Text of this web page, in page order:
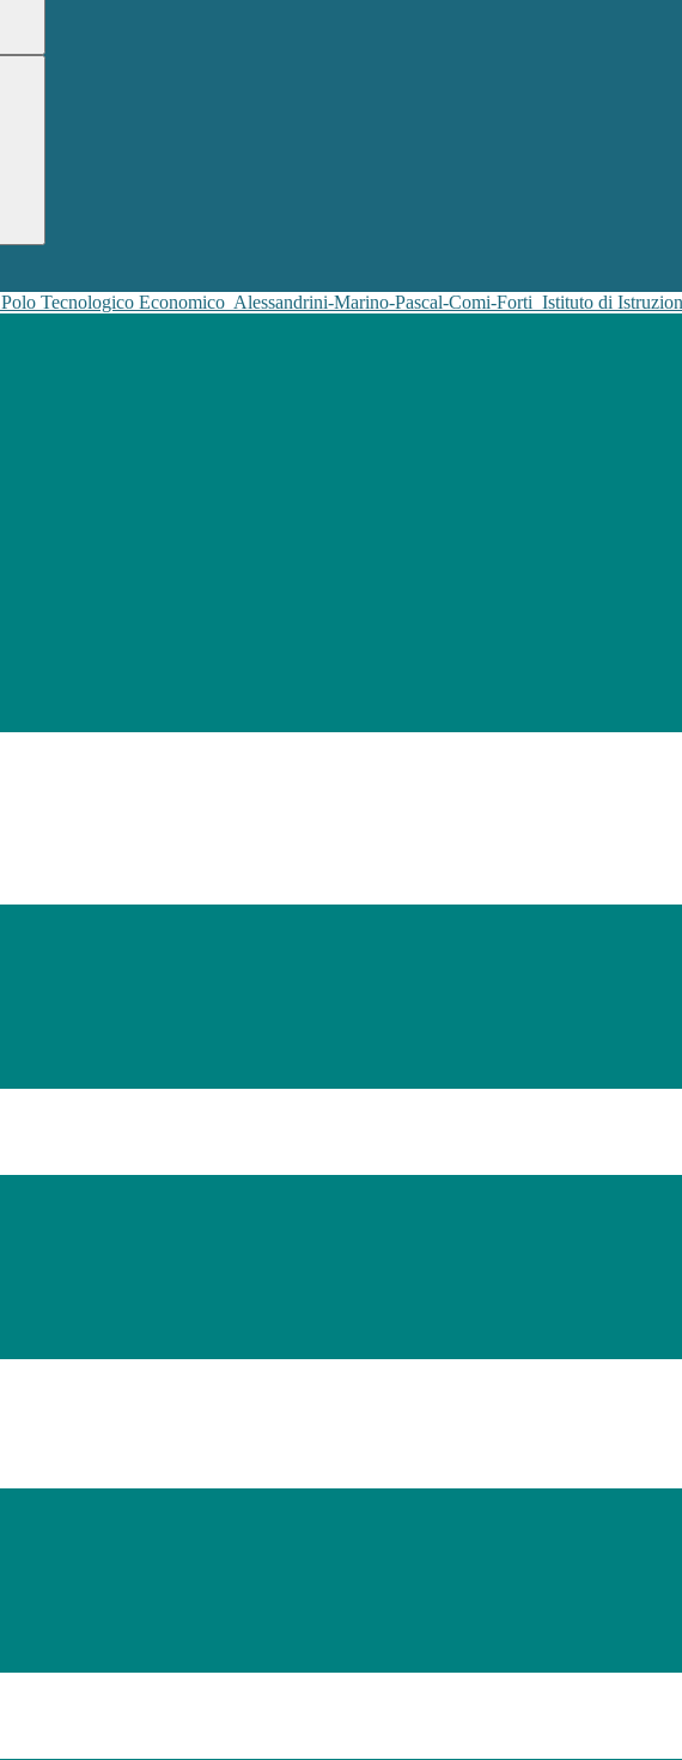
Polo Tecnologico Economico Alessandrini-Marino-Pascal-Comi-Forti Istituto di